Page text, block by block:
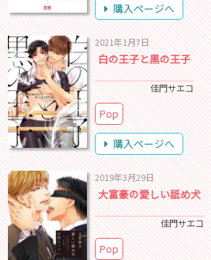
購入ページへ
2021年1月7日
白の王子と黒の王子
佳門サエコ
Pop
購入ページへ
2019年3月29日
大富豪の愛しい舐め犬
佳門サエコ
Pop